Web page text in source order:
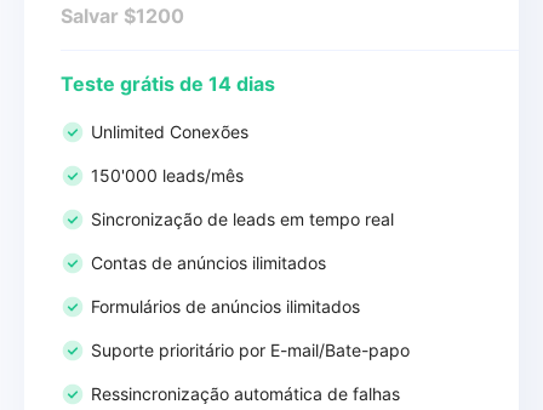
Salvar $1200
Teste grátis de 14 dias
Unlimited Conexões
150'000 leads/mês
Sincronização de leads em tempo real
Contas de anúncios ilimitados
Formulários de anúncios ilimitados
Suporte prioritário por E-mail/Bate-papo
Ressincronização automática de falhas